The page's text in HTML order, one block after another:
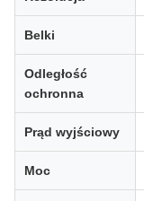
Belki
Odległość
ochronna
Prąd wyjściowy
Moc